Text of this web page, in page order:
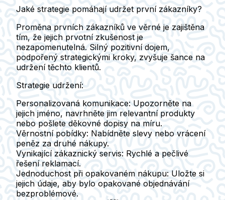
Jaké strategie pomáhají udržet první zákazníky?
Proměna prvních zákazníků ve věrné je zajištěna
tím, že jejich prvotní zkušenost je
nezapomenutelná. Silný pozitivní dojem,
podpořený strategickými kroky, zvyšuje šance na
udržení těchto klientů.
Strategie udržení:
Personalizovaná komunikace: Upozorněte na
jejich jméno, navrhněte jim relevantní produkty
nebo pošlete děkovné dopisy na míru.
Věrnostní pobídky: Nabídněte slevy nebo vrácení
peněz za druhé nákupy.
Vynikající zákaznický servis: Rychlé a pečlivé
řešení reklamací.
Jednoduchost při opakovaném nákupu: Uložte si
jejich údaje, aby bylo opakované objednávání
bezproblémové.